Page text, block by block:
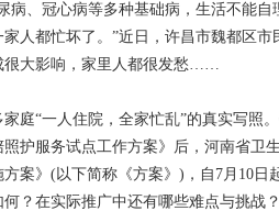
、冠心病等多种基础病，生活不能自
人都忙坏了。”近日，许昌市魏都区
很大影响，家里人都很发愁……
“一人住院，全家忙乱”的真实写照
护服务试点工作方案》后，河南省卫
案》(以下简称《方案》)，自7月10日
？在实际推广中还有哪些难点与挑战